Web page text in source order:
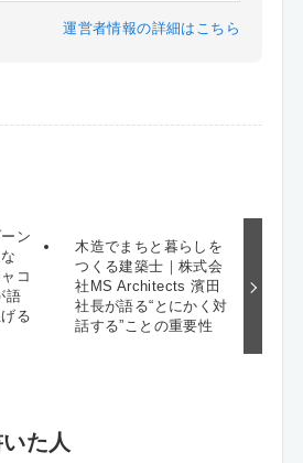
運営者情報の詳細はこちら
ン
コ
語
る
木造でまちと暮らしを
つくる建築士｜株式会
社MS Architects 濱田
社長が語る“とにかく対
話する”ことの重要性
た人